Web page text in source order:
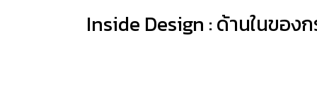
Inside Design : ด้านในของก